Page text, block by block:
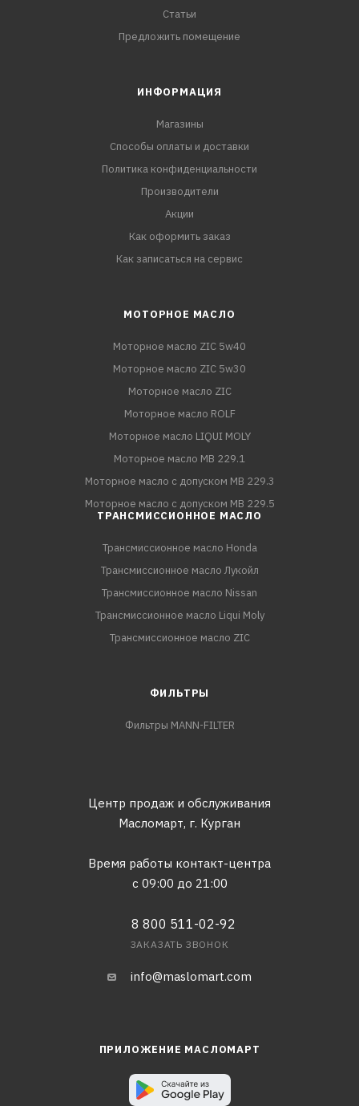
Статьи
Предложить помещение
ИНФОРМАЦИЯ
Магазины
Способы оплаты и доставки
Политика конфиденциальности
Производители
Акции
Как оформить заказ
Как записаться на сервис
МОТОРНОЕ МАСЛО
Моторное масло ZIC 5w40
Моторное масло ZIC 5w30
Моторное масло ZIC
Моторное масло ROLF
Моторное масло LIQUI MOLY
Моторное масло MB 229.1
Моторное масло с допуском MB 229.3
Моторное масло с допуском MB 229.5
ТРАНСМИССИОННОЕ МАСЛО
Трансмиссионное масло Honda
Трансмиссионное масло Лукойл
Трансмиссионное масло Nissan
Трансмиссионное масло Liqui Moly
Трансмиссионное масло ZIC
ФИЛЬТРЫ
Фильтры MANN-FILTER
Центр продаж и обслуживания
Масломарт, г. Курган
Время работы контакт-центра
с 09:00 до 21:00
8 800 511-02-92
ЗАКАЗАТЬ ЗВОНОК
info@maslomart.com
ПРИЛОЖЕНИЕ МАСЛОМАРТ